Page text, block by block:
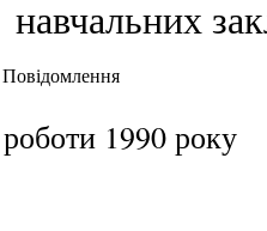
навчальних
Повідомлення
1990 року